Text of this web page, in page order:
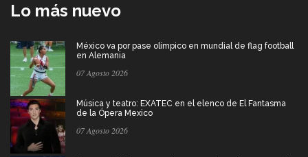
Lo más nuevo
México va por pase olímpico en mundial de flag football
en Alemania
07 Agosto 2026
Música y teatro: EXATEC en el elenco de El Fantasma
de la Ópera Mexico
07 Agosto 2026